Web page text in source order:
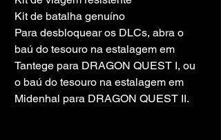
Kit de batalha genuíno
Para desbloquear os DLCs, abra o
baú do tesouro na estalagem em
Tantege para DRAGON QUEST I, ou
o baú do tesouro na estalagem em
Midenhal para DRAGON QUEST II.